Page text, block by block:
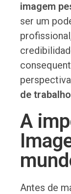
imagem
ser um
de trabalho
A
Antes de